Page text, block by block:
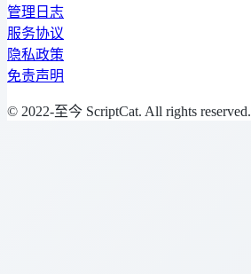
管理日志
服务协议
隐私政策
免责声明
© 2022-至今 ScriptCat. All rights reserved.